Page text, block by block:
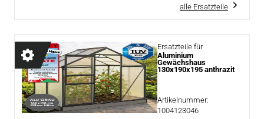
alle Ersatzteile
Ersatzteile für
Aluminium
Gewächshaus
130x190x195 anthrazit
Artikelnummer:
1004123046